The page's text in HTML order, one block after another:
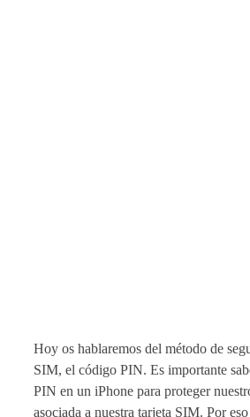
Hoy os hablaremos del método de
SIM, el código PIN. Es importante
PIN en un iPhone para proteger
asociada a nuestra tarjeta SIM. Por